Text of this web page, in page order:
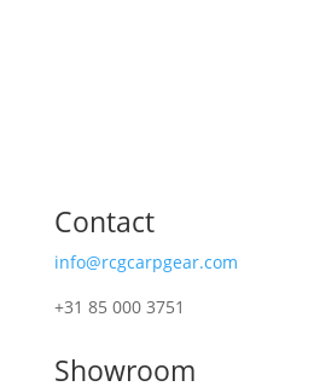
Contact
info@rcgcarpgear.com
+31 85 000 3751
Showroom